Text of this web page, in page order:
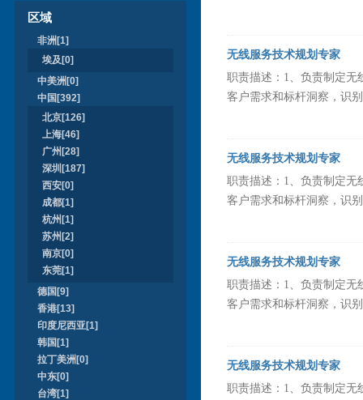
区域
非洲[1]
埃及[0]
中美洲[0]
中国[392]
北京[126]
上海[46]
广州[28]
深圳[187]
西安[0]
成都[1]
杭州[1]
苏州[2]
南京[0]
东莞[1]
德国[9]
香港[13]
印度尼西亚[1]
韩国[1]
拉丁美洲[0]
中东[0]
台湾[1]
无线服务技术规划专家
职责描述：1、负责制定无
客户需求和标杆洞察，识
无线服务技术规划专家
职责描述：1、负责制定无
客户需求和标杆洞察，识
无线服务技术规划专家
职责描述：1、负责制定无
客户需求和标杆洞察，识
无线服务技术规划专家
职责描述：1、负责制定无